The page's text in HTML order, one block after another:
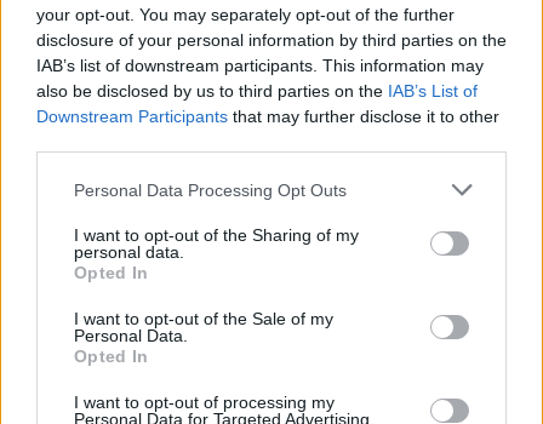
your opt-out. You may separately opt-out of the further
disclosure of your personal information by third parties on the
IAB’s list of downstream participants. This information may
also be disclosed by us to third parties on the IAB’s List of
Downstream Participants that may further disclose it to other
Please note that this website/app uses one or more Google
not limited to your visit or usage behaviour. You may click to
grant or deny consent to Google and its third-party tags to
use your data for below specified purposes in below Google
consent section.
Personal Data Processing Opt Outs
I want to opt-out of the Sharing of my
personal data.
Opted In
I want to opt-out of the Sale of my
Personal Data.
Opted In
I want to opt-out of processing my
Personal Data for Targeted Advertising.
KÜLFÖLD #JIMMY KIMMEL # OSCAR
#OSCAR-GÁLA # MŰSORVEZETŐ HÁZIGAZDA
Népszerű